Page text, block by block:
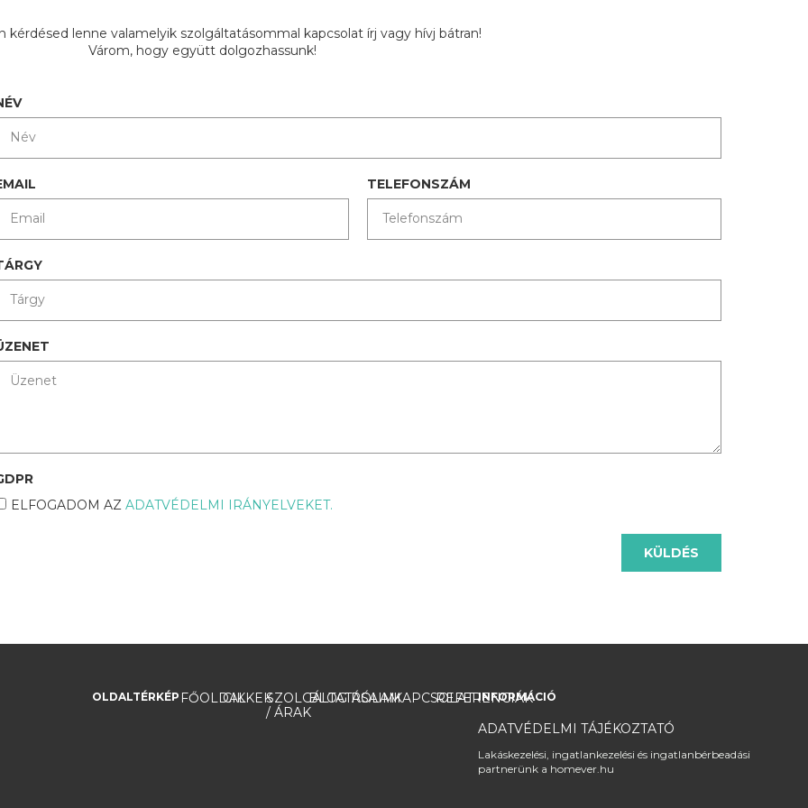
kérdésed lenne valamelyik szolgáltatásommal kapcsolat írj vagy hívj bátran!
Várom, hogy együtt dolgozhassunk!
TELEFONSZÁM
ELFOGADOM AZ ADATVÉDELMI IRÁNYELVEKET.
KÜLDÉS
OLDALTÉRKÉP FŐOLDALCIKKEKSZOLGÁLTATÁSAIM
/ ÁRAK
BLOG RÓLAMKAPCSOLATREFERENCIÁK
INFORMÁCIÓ
ADATVÉDELMI TÁJÉKOZTATÓ
Lakáskezelési, ingatlankezelési és ingatlanbérbeadási
partnerünk a homever.hu